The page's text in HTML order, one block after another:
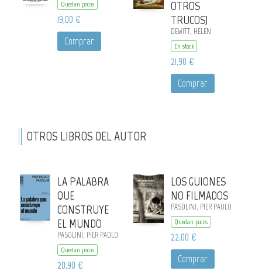
Quedan pocos
19,00 €
Comprar
OTROS
TRUCOS)
DEWITT, HELEN
En stock
21,90 €
Comprar
OTROS LIBROS DEL AUTOR
LA PALABRA
QUE
CONSTRUYE
EL MUNDO
PASOLINI, PIER PAOLO
Quedan pocos
20,90 €
LOS GUIONES
NO FILMADOS
PASOLINI, PIER PAOLO
Quedan pocos
22,00 €
Comprar